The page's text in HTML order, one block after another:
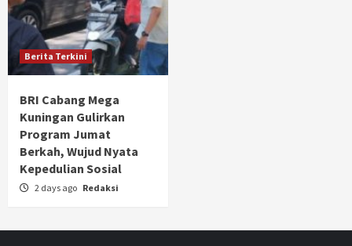
Berita Terkini
BRI Cabang Mega
Kuningan Gulirkan
Program Jumat
Berkah, Wujud Nyata
Kepedulian Sosial
2 days ago Redaksi